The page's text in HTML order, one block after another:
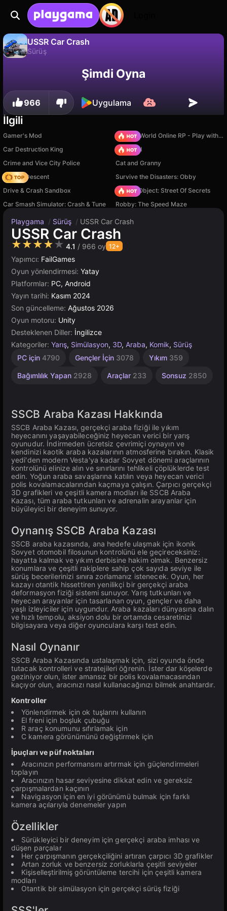
USSR Car Crash
Sürüş
İlerlemeyi kaydet! Hayır
Şimdi Oyna
966 Uygulama
İlgili
Gamer's Mod
Sprunki World Online RP - Play with Friends!
Car Destruction King
TB World
Crime and Vice City Police
Cat and Granny
Deadly Descent
Survive the Disasters: Obby
Drive & Crash Sandbox
Hidden Object: Street Of Secrets
Car Smash Simulator: Crash & Tune
Robby: The Speed Maze
Playgama / Sürüş / USSR Car Crash
USSR Car Crash
★★★★★ 4.1 / 966 oy 12+
Yapımcı: FailGames
Oyun yönlendirmesi: Yatay
Platformlar: PC, Android
Yayın tarihi: Kasım 2024
Son güncelleme: Ağustos 2026
Oyun motoru: Unity
Desteklenen Diller: İngilizce
Kategoriler: Yarış, Simülasyon, 3D, Araba, Komik, Sürüş
PC için 4790 Gençler İçin 3078 Yıkım 359
Bağımlılık Yapan 2928 Araçlar 233 Sonsuz 2850
Araba
492
1
4112
Trafik
Yüksek
3574
Tarayıcı
Unity
3177
Retro
8
SSCB Araba Kazası Hakkında
SSCB Araba Kazası, gerçekçi araba fiziği ile yıkım
heyecanını yaşayabileceğiniz heyecan verici bir yarış
oyunudur. İndirmeden ücretsiz çevrimiçi oynayın ve
kendinizi kaotik araba kazalarının atmosferine bırakın. Klasik
yedi'den modern Vesta'ya kadar Sovyet dönemi araçlarının
kontrolünü elinize alın ve sınırlarını tehlikeli çöplüklerde test
edin. Yoğun araba savaşlarına katılın veya heyecan verici
polis kovalamacalarından kaçmaya çalışın. Çarpıcı gerçekçi
3D grafikleri ve çeşitli kamera modları ile SSCB Araba
Kazası, tüm araba tutkunları ve adrenalin arayanlar için
büyüleyici bir deneyim sunuyor.
Oynanış SSCB Araba Kazası
SSCB araba kazasında, ana hedefe ulaşmak için ikonik
Sovyet otomobil filosunun kontrolünü ele geçireceksiniz:
hayatta kalmak ve yıkım derbisine hakim olmak. Benzersiz
konumlara ve çeşitli rakiplere sahip çok sayıda seviye ile
sürüş becerilerinizi sınıra zorlamanız istenecek. Oyun, her
kazayı otantik hissettiren yenilikçi bir gerçekçi araba
deformasyon fiziği sistemi sunuyor. Yarış tutkunları ve
heyecan arayanlar için tasarlanan oyun, gençler ve daha
yaşlı izleyiciler için uygundur. Araba kazaları dünyasına dalın
ve hızlı tempolu, aksiyon dolu bir ortamda cesaretinizi
bilgisayara veya diğer oyunculara karşı test edin.
Nasıl Oynanır
SSCB Araba Kazasında ustalaşmak için, sizi oyunda önde
tutacak kontrolleri ve stratejileri öğrenin. İster dar köşelerde
geziniyor olun, ister amansız bir polis kovalamacasından
kaçıyor olun, aracınızı nasıl kullanacağınızı bilmek anahtardır.
Kontroller
Yönlendirmek için ok tuşlarını kullanın
El freni için boşluk çubuğu
R araç konumunu sıfırlamak için
C kamera görünümünü değiştirmek için
İpuçları ve püf noktaları
Aracınızın performansını artırmak için güçlendirmeleri
toplayın
Aracınızın hasar seviyesine dikkat edin ve gereksiz
çarpışmalardan kaçının
Navigasyon için en iyi görünümü bulmak için farklı
kamera açılarıyla denemeler yapın
Özellikler
Sürükleyici bir deneyim için gerçekçi araba imhası ve
düşen parçalar
Her çarpışmanın gerçekçiliğini artıran çarpıcı 3D grafikler
Artan zorluk ve benzersiz zorluklarla çeşitli seviyeler
Kişiselleştirilmiş görüntüleme tercihi için çeşitli kamera
modları
Otantik bir simülasyon için gerçekçi sürüş fiziği